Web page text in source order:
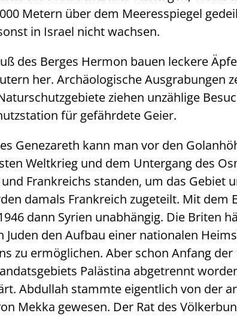
Metern über dem Meeresspiegel
in Israel nicht wachsen.
des Berges Hermon bauen leckere
her. Archäologische Ausgrabungen
ziehen unzählige
für gefährdete Geier.
Genezareth kann man vor den
Weltkrieg und dem Untergang des
Frankreichs standen, um das Gebiet
damals Frankreich zugeteilt. Mit dem
dann Syrien unabhängig. Die Briten
Juden den Aufbau einer nationalen
zu ermöglichen. Aber schon Anfang der
Palästina abgetrennt
Abdullah stammte eigentlich von der
Mekka gewesen. Der Rat des